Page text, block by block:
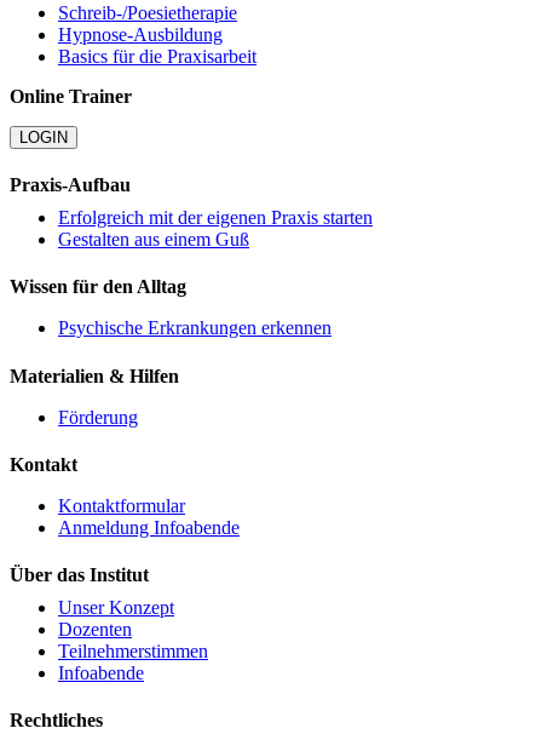
Schreib-/Poesietherapie
Hypnose-Ausbildung
Basics für die Praxisarbeit
Online Trainer
LOGIN
Praxis-Aufbau
Erfolgreich mit der eigenen Praxis starten
Gestalten aus einem Guß
Wissen für den Alltag
Psychische Erkrankungen erkennen
Materialien & Hilfen
Förderung
Kontakt
Kontaktformular
Anmeldung Infoabende
Über das Institut
Unser Konzept
Dozenten
Teilnehmerstimmen
Infoabende
Rechtliches